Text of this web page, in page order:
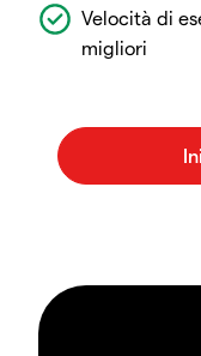
Velocità di
migliori